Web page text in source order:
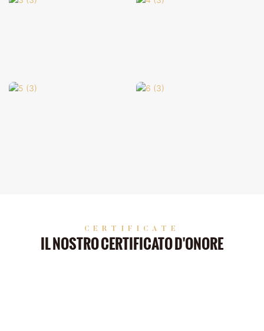
CERTIFICATE
IL NOSTRO CERTIFICATO D'ONORE